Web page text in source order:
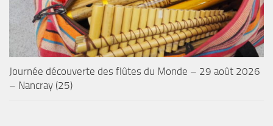
Journée découverte des flûtes du Monde – 29 août 2026
– Nancray (25)